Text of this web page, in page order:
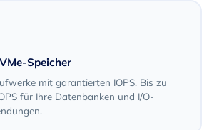
Speicher
mit garantierten IOPS. Bis zu
für Ihre Datenbanken und I/O-